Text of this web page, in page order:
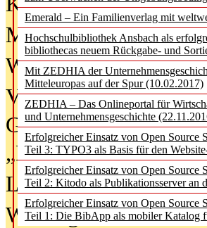
Emerald – Ein Familienverlag mit
Hochschulbibliothek Ansbach als
bibliothecas neuem Rückgabe- und
Mit ZEDHIA der
Mitteleuropas auf der Spur (10.02.2017)
ZEDHIA – Das Onlineportal für
und Unternehmensgeschichte
Erfolgreicher Einsatz von Open Source
Teil 3: TYPO3 als Basis für den
Erfolgreicher Einsatz von Open Source
Teil 2: Kitodo als Publikationsserver an
Erfolgreicher Einsatz von Open Source
Teil 1: Die BibApp als mobiler Katalog
Metadaten als
Wenn Bots
Von
Geisterjagd-
„Library of Things“
Lesen als
Wie Jugendliche